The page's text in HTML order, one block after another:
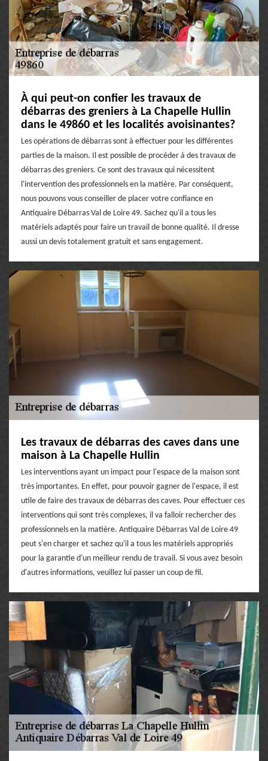
À qui peut-on confier les travaux de
débarras des greniers à La Chapelle Hullin
dans le 49860 et les localités avoisinantes?
Les opérations de débarras sont à effectuer pour les différentes
parties de la maison. Il est possible de procéder à des travaux de
débarras des greniers. Ce sont des travaux qui nécessitent
l'intervention des professionnels en la matière. Par conséquent,
nous pouvons vous conseiller de placer votre confiance en
Antiquaire Débarras Val de Loire 49. Sachez qu'il a tous les
matériels adaptés pour faire un travail de bonne qualité. Il dresse
aussi un devis totalement gratuit et sans engagement.
Les travaux de débarras des caves dans une
maison à La Chapelle Hullin
Les interventions ayant un impact pour l'espace de la maison sont
très importantes. En effet, pour pouvoir gagner de l'espace, il est
utile de faire des travaux de débarras des caves. Pour effectuer ces
interventions qui sont très complexes, il va falloir rechercher des
professionnels en la matière. Antiquaire Débarras Val de Loire 49
peut s'en charger et sachez qu'il a tous les matériels appropriés
pour la garantie d'un meilleur rendu de travail. Si vous avez besoin
d'autres informations, veuillez lui passer un coup de fil.